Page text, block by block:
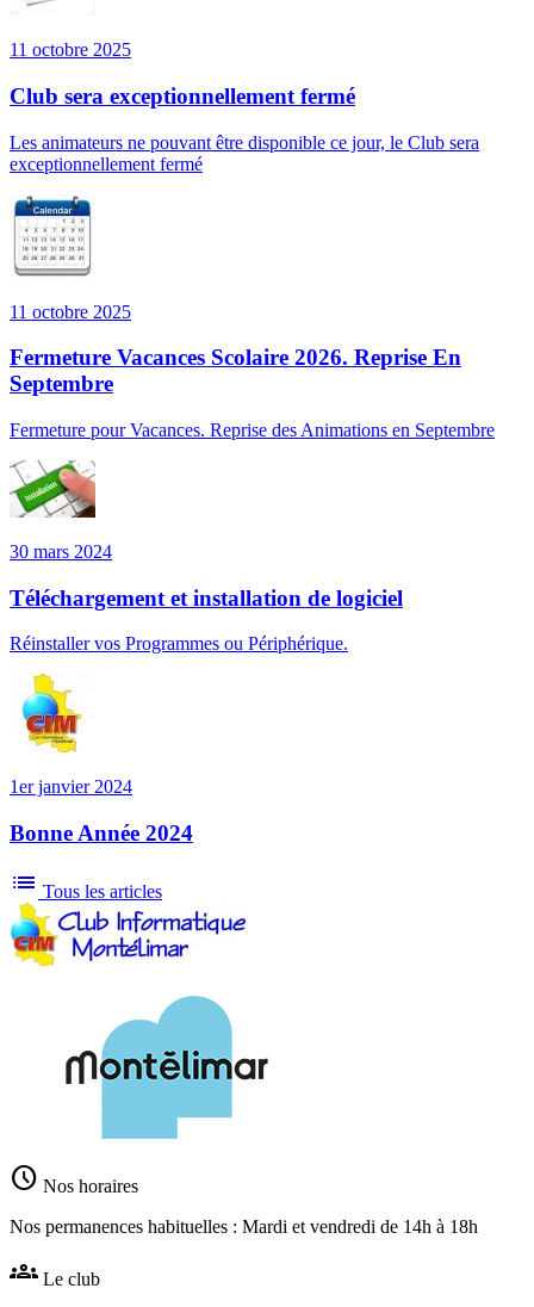
11 octobre 2025
Club sera exceptionnellement fermé
Les animateurs ne pouvant être disponible ce jour, le Club sera
exceptionnellement fermé
11 octobre 2025
Fermeture Vacances Scolaire 2026. Reprise En
Septembre
Fermeture pour Vacances. Reprise des Animations en Septembre
30 mars 2024
Téléchargement et installation de logiciel
Réinstaller vos Programmes ou Périphérique.
1er janvier 2024
Bonne Année 2024
list Tous les articles
schedule Nos horaires
Nos permanences habituelles : Mardi et vendredi de 14h à 18h
groups Le club